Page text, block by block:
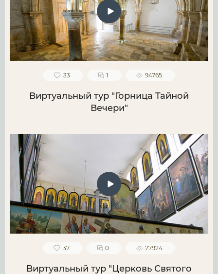
33 1 94765
Виртуальный тур "Горница Тайной
Вечери"
37 0 77924
Виртуальный тур "Церковь Святого